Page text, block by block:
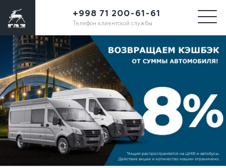
+998 71 200-61-61
Телефон клиентской службы